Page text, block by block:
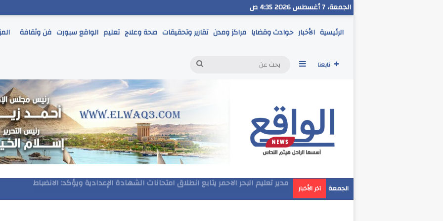
الجمعة، 7 أغسطس 2026 4:35 ص
الرئيسية الأخبار حوادث وقضايا مراكز ومدن تقارير وتحقيقات صحة وعلاج تعليم الواقع سبورت فن وثقافة
تابعنا إضافة عمود جانبي
بحث
الجمعة آخر الأخبار مدير تعليم البحر الاحمر يتابع انطلاق امتحانات الشهادة الإعدادية ويؤكد: الانضباط